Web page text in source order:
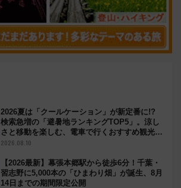
2026夏は「クールケーション」が新定番に!?
検索急増の「避暑地ランキングTOP5」。涼し
さと移動を楽しむ、電車で行くおすすめ観光情
報も
2026.08.10
【2026最新】幕張本郷駅から徒歩6分！千葉・
習志野に5,000本の「ひまわり畑」が誕生、8月
14日までの期間限定公開